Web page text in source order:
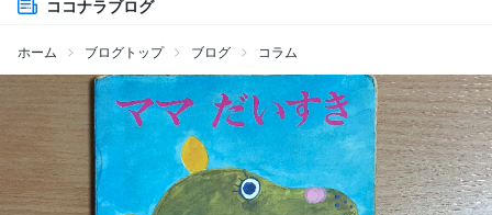
ココナラブログ
ホーム ブログトップ ブログ コラム